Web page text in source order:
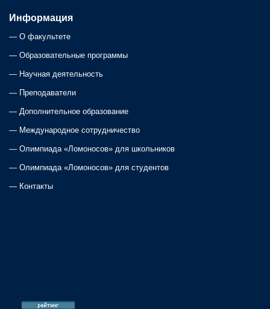
s
n
a
v
i
g
a
n
Информация
— О факультете
— Образовательные программы
— Научная деятельность
— Преподаватели
— Дополнительное образование
— Международное сотрудничество
— Олимпиада «Ломоносов» для школьников
— Олимпиада «Ломоносов» для студентов
— Контакты